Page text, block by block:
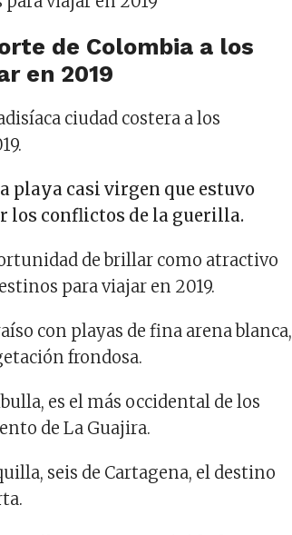
de Colombia a los
en 2019
ciudad costera a los
playa casi virgen que estuvo
los conflictos de la guerilla.
de brillar como atractivo
para viajar en 2019.
con playas de fina arena blanca,
frondosa.
es el más occidental de los
de La Guajira.
seis de Cartagena, el destino